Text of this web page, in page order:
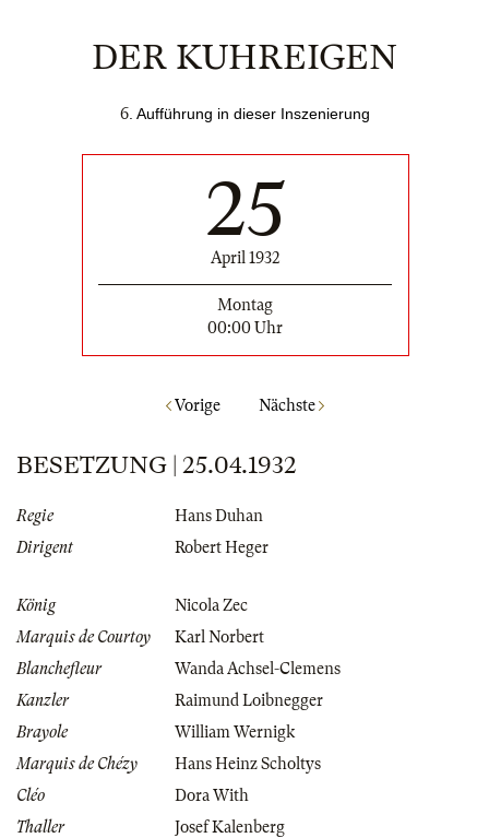
DER KUHREIGEN
6. Aufführung in dieser Inszenierung
25
April 1932
Montag
00:00 Uhr
Vorige Nächste
BESETZUNG | 25.04.1932
Regie
Hans Duhan
Dirigent
Robert Heger
König
Nicola Zec
Marquis de Courtoy
Karl Norbert
Blanchefleur
Wanda Achsel-Clemens
Kanzler
Raimund Loibnegger
Brayole
William Wernigk
Marquis de Chézy
Hans Heinz Scholtys
Cléo
Dora With
Thaller
Josef Kalenberg